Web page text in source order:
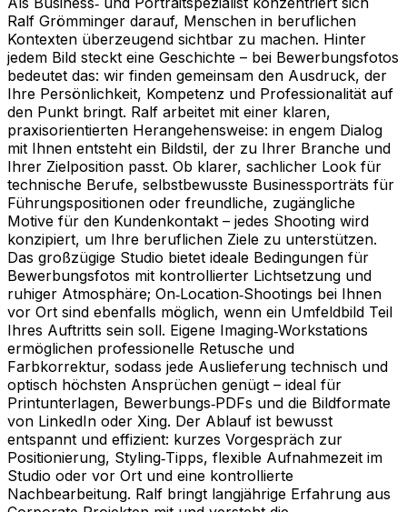
Ralf Grömminger darauf, Menschen in beruflichen
Kontexten überzeugend sichtbar zu machen. Hinter
jedem Bild steckt eine Geschichte – bei Bewerbungsfotos
bedeutet das: wir finden gemeinsam den Ausdruck, der
Ihre Persönlichkeit, Kompetenz und Professionalität auf
den Punkt bringt. Ralf arbeitet mit einer klaren,
praxisorientierten Herangehensweise: in engem Dialog
mit Ihnen entsteht ein Bildstil, der zu Ihrer Branche und
Ihrer Zielposition passt. Ob klarer, sachlicher Look für
technische Berufe, selbstbewusste Businessporträts für
Führungspositionen oder freundliche, zugängliche
Motive für den Kundenkontakt – jedes Shooting wird
konzipiert, um Ihre beruflichen Ziele zu unterstützen.
Das großzügige Studio bietet ideale Bedingungen für
Bewerbungsfotos mit kontrollierter Lichtsetzung und
ruhiger Atmosphäre; On‑Location‑Shootings bei Ihnen
vor Ort sind ebenfalls möglich, wenn ein Umfeldbild Teil
Ihres Auftritts sein soll. Eigene Imaging‑Workstations
ermöglichen professionelle Retusche und
Farbkorrektur, sodass jede Auslieferung technisch und
optisch höchsten Ansprüchen genügt – ideal für
Printunterlagen, Bewerbungs‑PDFs und die Bildformate
von LinkedIn oder Xing. Der Ablauf ist bewusst
entspannt und effizient: kurzes Vorgespräch zur
Positionierung, Styling‑Tipps, flexible Aufnahmezeit im
Studio oder vor Ort und eine kontrollierte
Nachbearbeitung. Ralf bringt langjährige Erfahrung aus